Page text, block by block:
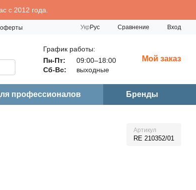
с 2012 года.
оферты
Укр Рус Сравнение Вход
График работы:
Пн-Пт:
09:00–18:00
Сб-Вс:
выходные
Мой заказ
профессионалов Бренды
Артикул
RE 210352/01